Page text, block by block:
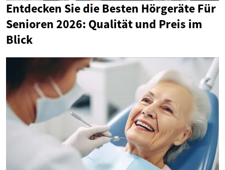
Entdecken Sie die Besten Hörgeräte Für
Senioren 2026: Qualität und Preis im
Blick